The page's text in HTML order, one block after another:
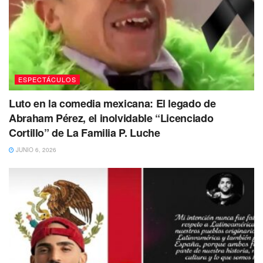
ESPECTÁCULOS
Luto en la comedia mexicana: El legado de
Abraham Pérez, el inolvidable “Licenciado
Cortillo” de La Familia P. Luche
JUNIO 6, 2026